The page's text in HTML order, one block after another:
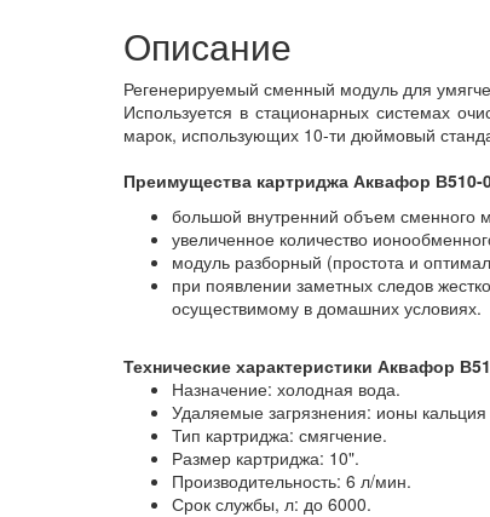
Описание
Регенерируемый сменный модуль для
Используется в стационарных системах
марок, использующих 10-ти дюймовый
Преимущества картриджа Аквафор В510-
большой внутренний объем сменного
увеличенное количество
модуль разборный (простота и
при появлении заметных следов
осуществимому в домашних условиях.
Технические характеристики Аквафор
Назначение: холодная вода.
Удаляемые загрязнения: ионы
Тип картриджа: смягчение.
Размер картриджа: 10".
Производительность: 6 л/мин.
Срок службы, л: до 6000.